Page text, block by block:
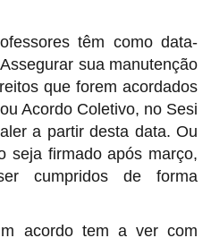
têm como data-
sua manutenção
que forem acordados
Acordo Coletivo, no Sesi
a partir desta data. Ou
seja firmado após março,
cumpridos de forma
acordo tem a ver com